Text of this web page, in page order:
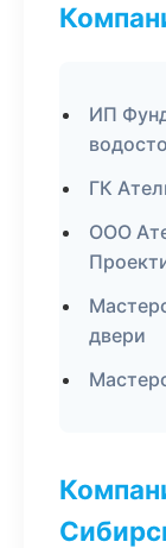
ИП
ГК
ООО
двери